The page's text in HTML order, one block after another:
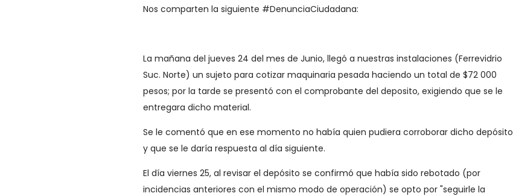
Nos comparten la siguiente #DenunciaCiudadana:
La mañana del jueves 24 del mes de Junio, llegó a nuestras instalaciones (Ferrevidrio
Suc. Norte) un sujeto para cotizar maquinaria pesada haciendo un total de $72 000
pesos; por la tarde se presentó con el comprobante del deposito, exigiendo que se le
entregara dicho material.
Se le comentó que en ese momento no había quien pudiera corroborar dicho depósito
y que se le daría respuesta al día siguiente.
El día viernes 25, al revisar el depósito se confirmó que había sido rebotado (por
incidencias anteriores con el mismo modo de operación) se opto por "seguirle la